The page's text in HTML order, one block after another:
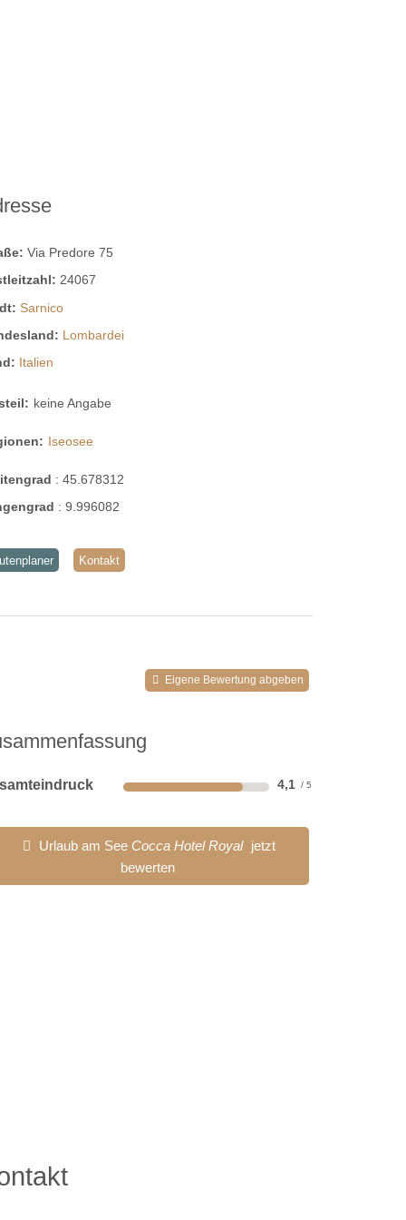
Via Predore 75
24067
Sarnico
Lombardei
Italien
keine Angabe
Iseosee
:45.678312
:9.996082
Kontakt
Eigene Bewertung abgeben
4,1
Urlaub am See Cocca Hotel Royal jetzt
bewerten